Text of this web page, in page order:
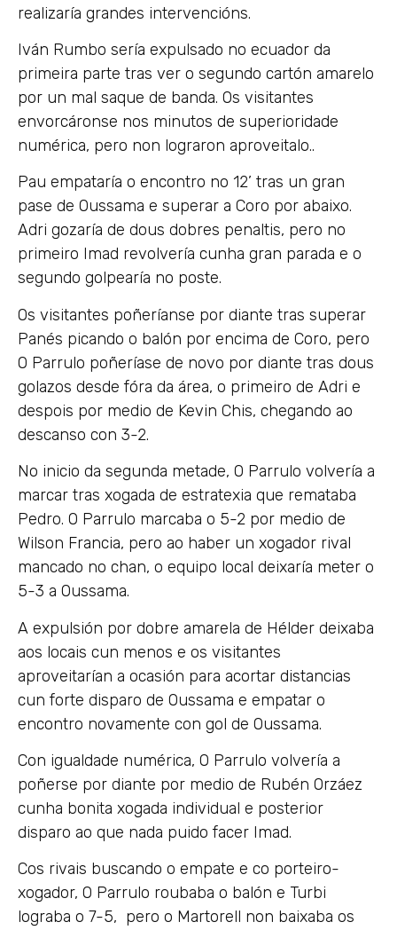
realizaría grandes intervencións.
Iván Rumbo sería expulsado no ecuador da
primeira parte tras ver o segundo cartón amarelo
por un mal saque de banda. Os visitantes
envorcáronse nos minutos de superioridade
numérica, pero non lograron aproveitalo..
Pau empataría o encontro no 12’ tras un gran
pase de Oussama e superar a Coro por abaixo.
Adri gozaría de dous dobres penaltis, pero no
primeiro Imad revolvería cunha gran parada e o
segundo golpearía no poste.
Os visitantes poñeríanse por diante tras superar
Panés picando o balón por encima de Coro, pero
O Parrulo poñeríase de novo por diante tras dous
golazos desde fóra da área, o primeiro de Adri e
despois por medio de Kevin Chis, chegando ao
descanso con 3-2.
No inicio da segunda metade, O Parrulo volvería a
marcar tras xogada de estratexia que remataba
Pedro. O Parrulo marcaba o 5-2 por medio de
Wilson Francia, pero ao haber un xogador rival
mancado no chan, o equipo local deixaría meter o
5-3 a Oussama.
A expulsión por dobre amarela de Hélder deixaba
aos locais cun menos e os visitantes
aproveitarían a ocasión para acortar distancias
cun forte disparo de Oussama e empatar o
encontro novamente con gol de Oussama.
Con igualdade numérica, O Parrulo volvería a
poñerse por diante por medio de Rubén Orzáez
cunha bonita xogada individual e posterior
disparo ao que nada puido facer Imad.
Cos rivais buscando o empate e co porteiro-
xogador, O Parrulo roubaba o balón e Turbi
lograba o 7-5, pero o Martorell non baixaba os